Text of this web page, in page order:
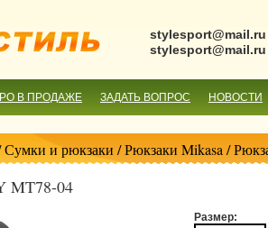
stylesport@mail.ru
stylesport@mail.ru
В ПРОДАЖЕ ЗАДАТЬ ВОПРОС НОВОСТИ
Сумки и рюкзаки /Рюкзаки Mikasa /
MT78-04
Размер: